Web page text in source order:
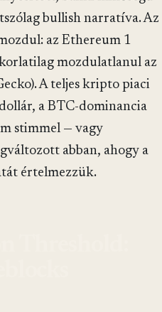
bullish narratíva. Az
az Ethereum 1
mozdulatlanul az
A teljes kripto piaci
a BTC-dominancia
stimmel — vagy
abban, ahogy a
értelmezzük.